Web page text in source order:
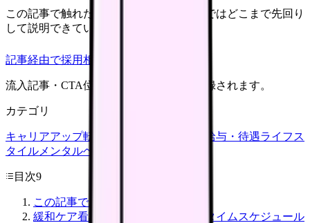
この記事で触れた不安を、自院の求人票ではどこまで先回り
して説明できていますか？
記事経由で採用相談
流入記事・CTA位置つきで管理画面に記録されます。
カテゴリ
キャリアアップ転職ガイド 給与・待遇ライフス
タイル メンタルヘルス
目次9
この記事でわかること
緩和ケア看護師の仕事内容｜1日のタイムスケジュール